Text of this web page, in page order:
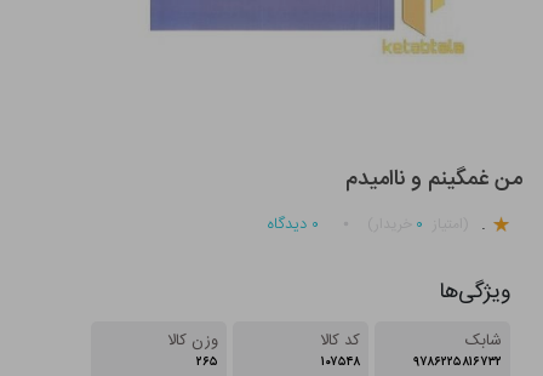
من غمگینم و ناامیدم
. ۰ ۰ دیدگاه
ویژگی‌ها
شابک
۹۷۸۶۲۲۵۸۱۶۷۳۲
کد کالا
۱۰۷۵۴۸
وزن کالا
۲۶۵